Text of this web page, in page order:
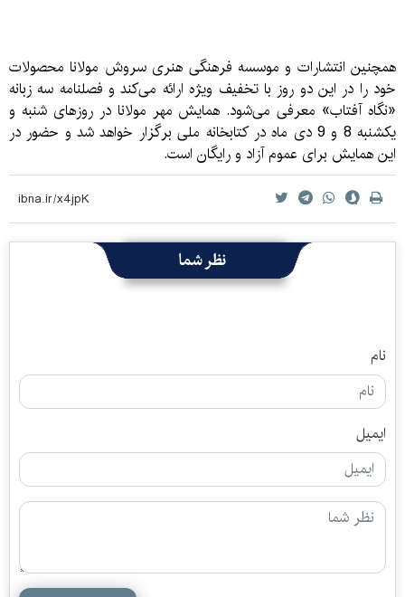
همچنین انتشارات و موسسه فرهنگی هنری سروش مولانا محصولات
خود را در این دو روز با تخفیف ویژه ارائه می‌کند و فصلنامه سه زبانه
«نگاه آفتاب» معرفی می‌شود. همایش مهر مولانا در روزهای شنبه و
یکشنبه 8 و 9 دی ماه در کتابخانه ملی برگزار خواهد شد و حضور در
این همایش برای عموم آزاد و رایگان است.
نظر شما
نام
ایمیل